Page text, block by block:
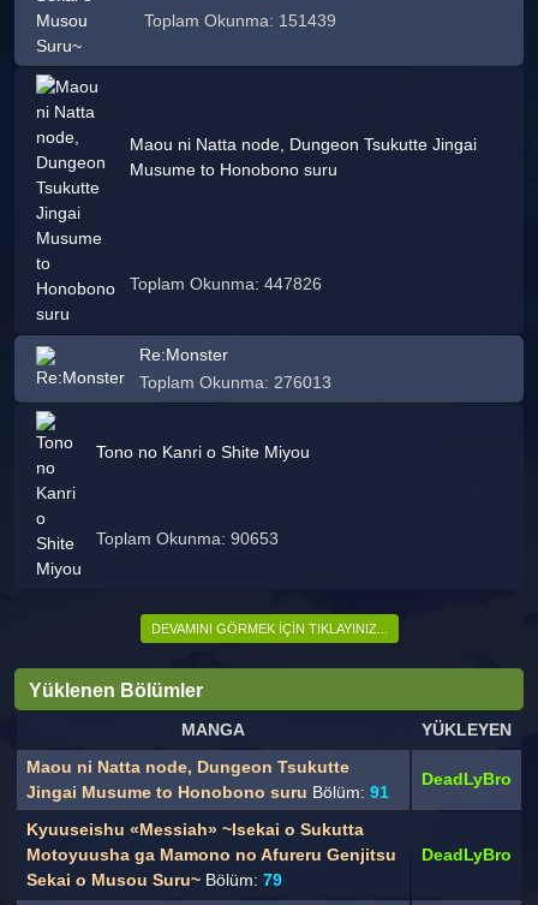
Toplam Okunma: 151439
Maou ni Natta node, Dungeon Tsukutte Jingai
Musume to Honobono suru
Toplam Okunma: 447826
Re:Monster
Toplam Okunma: 276013
Tono no Kanri o Shite Miyou
Toplam Okunma: 90653
DEVAMINI GÖRMEK İÇIN TIKLAYINIZ...
Yüklenen Bölümler
MANGA
YÜKLEYEN
Maou ni Natta node, Dungeon Tsukutte
Jingai Musume to Honobono suru Bölüm: 91
DeadLyBro
Kyuuseishu «Messiah» ~Isekai o Sukutta
Motoyuusha ga Mamono no Afureru Genjitsu
Sekai o Musou Suru~ Bölüm: 79
DeadLyBro